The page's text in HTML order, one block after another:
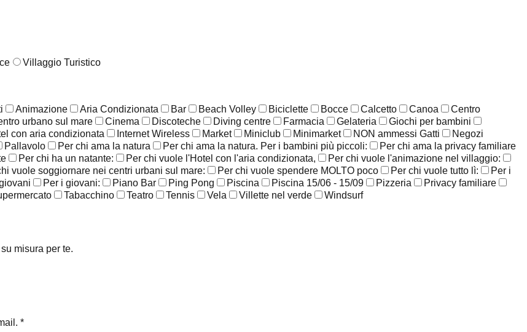
Villaggio Turistico
Animazione Aria Condizionata Bar Beach Volley Biciclette Bocce Calcetto Canoa
Centro
urbano sul mare Cinema Discoteche Diving centre Farmacia Gelateria
Giochi per bambini
con aria condizionata Internet Wireless Market Miniclub Minimarket NON ammessi Gatti
Negozi
Pallavolo Per chi ama la natura Per chi ama la natura. Per i bambini più piccoli:
Per chi ama la privacy familiare
Per chi ha un natante: Per chi vuole l'Hotel con l'aria condizionata,
Per chi vuole l'animazione nel villaggio:
vuole soggiornare nei centri urbani sul mare: Per chi vuole spendere MOLTO poco Per chi vuole tutto lì:
Per i
Per i giovani: Piano Bar Ping Pong Piscina Piscina 15/06 - 15/09 Pizzeria
Privacy familiare
Tabacchino Teatro Tennis Vela Villette nel verde Windsurf
misura per te.
*